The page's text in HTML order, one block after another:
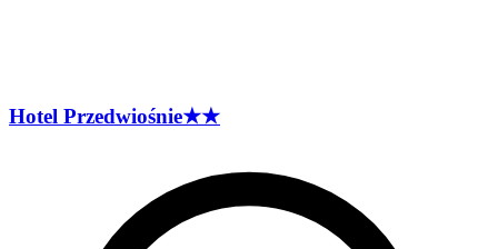
Hotel Przedwiośnie★★